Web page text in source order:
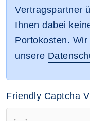
Vertragspartner
Ihnen dabei
Portokosten.
unsere
Friendly Captcha